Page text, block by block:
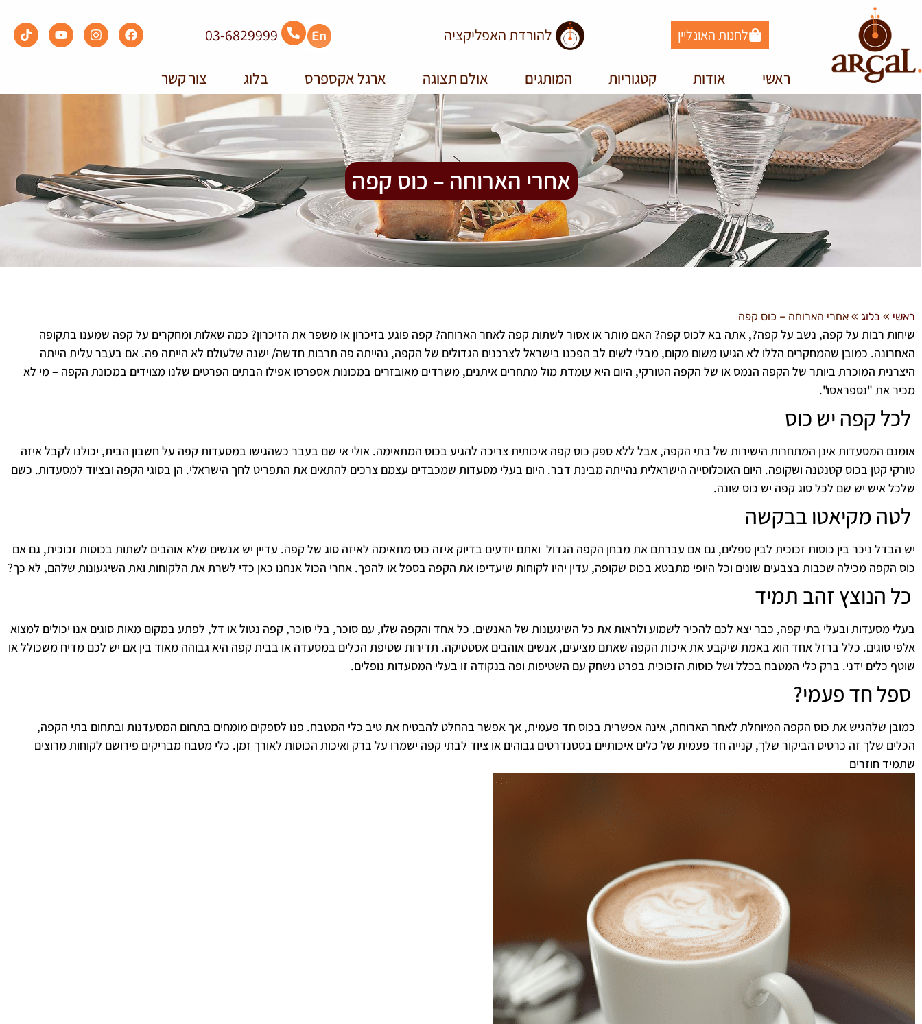
לחנות האונליין להורדת האפליקציה 03-6829999
ראשי אודות קטגוריות המותגים אולם תצוגה ארגל אקספרס בלוג צור קשר
אחרי הארוחה – כוס קפה
ראשי » בלוג » אחרי הארוחה – כוס קפה
שיחות רבות על קפה, נשב על קפה?, אתה בא לכוס קפה? האם מותר או אסור לשתות קפה לאחר הארוחה? קפה פוגע בזיכרון או משפר את הזיכרון? כמה שאלות ומחקרים על קפה שמענו בתקופה
האחרונה. כמובן שהמחקרים הללו לא הגיעו משום מקום, מבלי לשים לב הפכנו בישראל לצרכנים הגדולים של הקפה, נהייתה פה תרבות חדשה/ ישנה שלעולם לא הייתה פה. אם בעבר עלית הייתה
היצרנית המוכרת ביותר של הקפה הנמס או של הקפה הטורקי, היום היא עומדת מול מתחרים איתנים, משרדים מאובזרים במכונות אספרסו אפילו הבתים הפרטים שלנו מצוידים במכונת הקפה – מי לא
מכיר את "נספראסו".
לכל קפה יש כוס
אומנם המסעדות אינן המתחרות הישירות של בתי הקפה, אבל ללא ספק כוס קפה איכותית צריכה להגיע בכוס המתאימה. אולי אי שם בעבר כשהגישו במסעדות קפה על חשבון הבית, יכולנו לקבל איזה
טורקי קטן בכוס קטנטנה ושקופה. היום האוכלוסייה הישראלית נהייתה מבינת דבר. היום בעלי מסעדות שמכבדים עצמם צרכים להתאים את התפריט לחך הישראלי. הן בסוגי הקפה ובציוד למסעדות. כשם
שלכל איש יש שם לכל סוג קפה יש כוס שונה.
לטה מקיאטו בבקשה
יש הבדל ניכר בין כוסות זכוכית לבין ספלים, גם אם עברתם את מבחן הקפה הגדול ואתם יודעים בדיוק איזה כוס מתאימה לאיזה סוג של קפה. עדיין יש אנשים שלא אוהבים לשתות בכוסות זכוכית, גם אם
כוס הקפה מכילה שכבות בצבעים שונים וכל היופי מתבטא בכוס שקופה, עדין יהיו לקוחות שיעדיפו את הקפה בספל או להפך. אחרי הכול אנחנו כאן כדי לשרת את הלקוחות ואת השיגעונות שלהם, לא כך?
כל הנוצץ זהב תמיד
בעלי מסעדות ובעלי בתי קפה, כבר יצא לכם להכיר לשמוע ולראות את כל השיגעונות של האנשים. כל אחד והקפה שלו, עם סוכר, בלי סוכר, קפה נטול או דל, לפתע במקום מאות סוגים אנו יכולים למצוא
אלפי סוגים. כלל ברזל אחד הוא באמת שיקבע את איכות הקפה שאתם מציעים, אנשים אוהבים אסטטיקה. תדירות שטיפת הכלים במסעדה או בבית קפה היא גבוהה מאוד בין אם יש לכם מדיח משכולל או
שוטף כלים ידני. ברק כלי המטבח בכלל ושל כוסות הזכוכית בפרט נשחק עם השטיפות ופה בנקודה זו בעלי המסעדות נופלים.
ספל חד פעמי?
כמובן שלהגיש את כוס הקפה המיוחלת לאחר הארוחה, אינה אפשרית בכוס חד פעמית, אך אפשר בהחלט להבטיח את טיב כלי המטבח. פנו לספקים מומחים בתחום המסעדנות ובתחום בתי הקפה,
הכלים שלך זה כרטיס הביקור שלך, קנייה חד פעמית של כלים איכותיים בסטנדרטים גבוהים או ציוד לבתי קפה ישמרו על ברק ואיכות הכוסות לאורך זמן. כלי מטבח מבריקים פירושם לקוחות מרוצים
שתמיד חוזרים